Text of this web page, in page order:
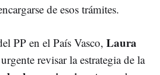
de esos trámites.
PP en el País Vasco, Laura
revisar la estrategia de la